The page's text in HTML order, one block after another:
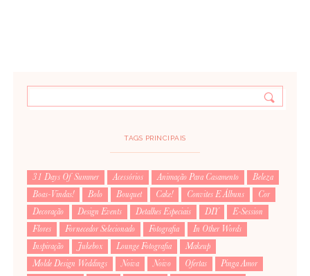
TAGS PRINCIPAIS
31 Days Of Summer Acessórios Animação Para Casamento
Beleza
Boas-Vindas!
Bolo Bouquet Cake! Convites E Álbuns
Cor
Decoração
Design Events Detalhes Especiais DIY
E-Session
Flores
Fornecedor Selecionado Fotografia
In Other Words
Inspiração
Jukebox Lounge Fotografia
Makeup
Molde Design Weddings
Noiva Noivo Ofertas Pinga Amor